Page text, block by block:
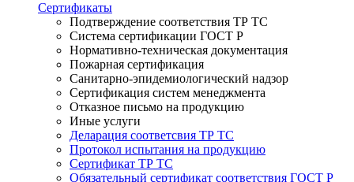
Сертификаты
Подтверждение соответствия ТР ТС
Система сертификации ГОСТ Р
Нормативно-техническая документация
Пожарная сертификация
Санитарно-эпидемиологический надзор
Сертификация систем менеджмента
Отказное письмо на продукцию
Иные услуги
Деларация соответсвия ТР ТС
Протокол испытания на продукцию
Сертификат ТР ТС
Обязательный сертификат соответствия ГОСТ Р